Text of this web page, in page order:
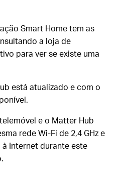
Smart Home tem as
a loja de
para ver se existe uma
está atualizado e com o
e o Matter Hub
rede Wi-Fi de 2,4 GHz e
Internet durante este